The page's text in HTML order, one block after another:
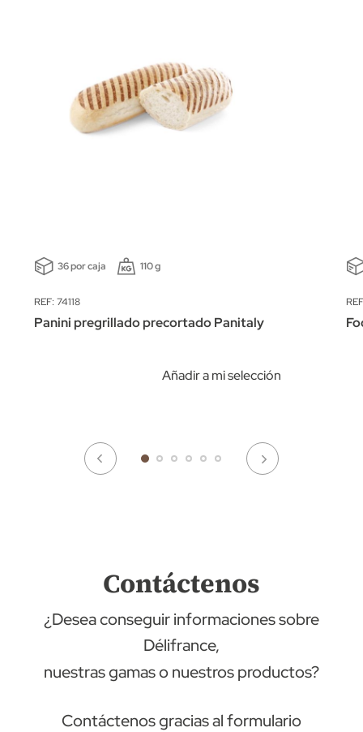
36 por caja 110 g
REF: 74118
Panini pregrillado precortado Panitaly
Añadir a mi selección
Contáctenos
¿Desea conseguir informaciones sobre
Délifrance,
nuestras gamas o nuestros productos?
Contáctenos gracias al formulario